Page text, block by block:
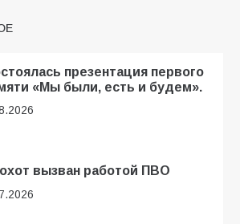
презентация первого
«Мы были, есть и будем».
вызван работой ПВО